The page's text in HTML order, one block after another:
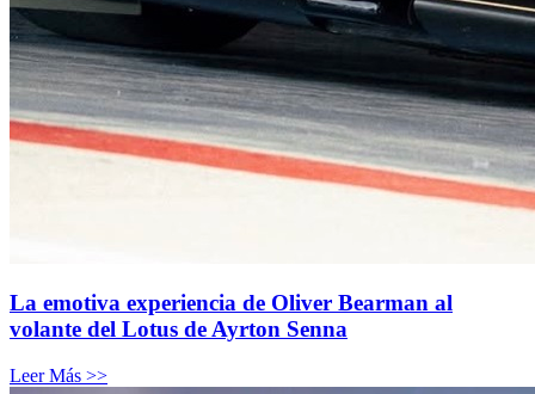
La emotiva experiencia de Oliver Bearman al
volante del Lotus de Ayrton Senna
Leer Más >>